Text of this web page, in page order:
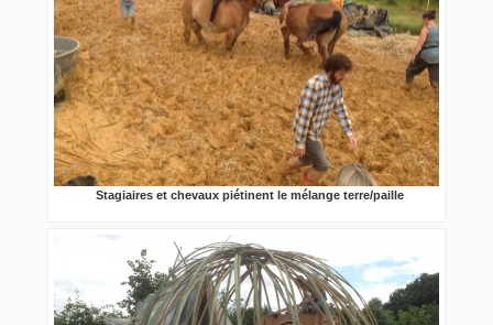
Stagiaires et chevaux piétinent le mélange terre/paille